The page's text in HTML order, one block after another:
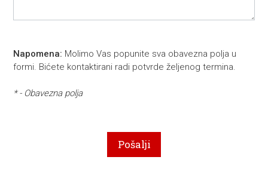
Napomena: Molimo Vas popunite sva obavezna polja u
formi. Bićete kontaktirani radi potvrde željenog termina.
* - Obavezna polja
Pošalji